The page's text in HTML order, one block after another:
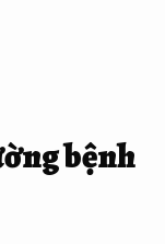
bệnh